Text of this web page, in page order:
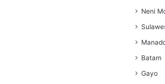
Neni
Batam
Gayo